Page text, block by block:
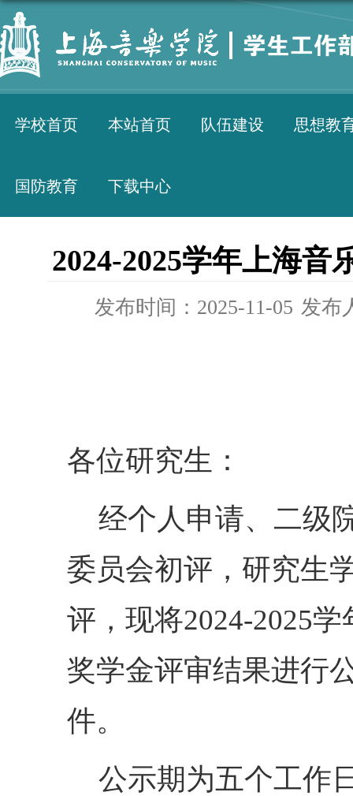
学校首页 本站首页 队伍建设 思想教
国防教育 下载中心
2024-2025学年上海音
发布时间：2025-11-05 发布
各位研究生：
经个人申请、二级
委员会初评，研究生
评，现将2024-2025学
奖学金评审结果进行
件。
公示期为五个工作